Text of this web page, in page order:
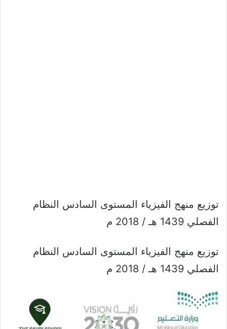
توزيع منهج الفيزياء المستوى السادس النظام
الفصلي 1439 هـ / 2018 م
توزيع منهج الفيزياء المستوى السادس النظام
الفصلي 1439 هـ / 2018 م